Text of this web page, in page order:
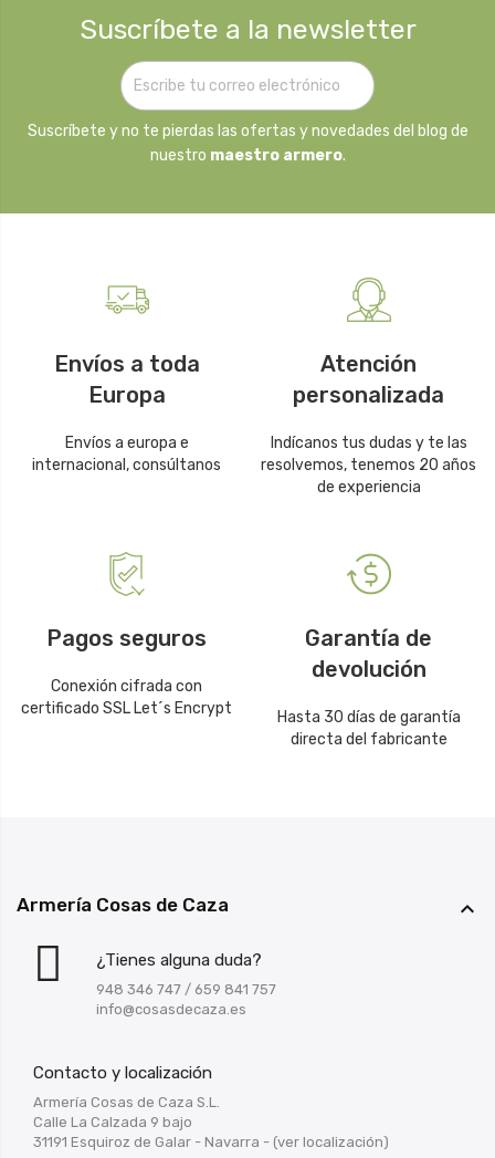
Suscríbete a la newsletter
Suscríbete y no te pierdas las ofertas y novedades del blog de
nuestro maestro armero.
Envíos a toda
Europa
Envíos a europa e
internacional, consúltanos
Atención
personalizada
Indícanos tus dudas y te las
resolvemos, tenemos 20 años
de experiencia
Pagos seguros
Conexión cifrada con
certificado SSL Let´s Encrypt
Garantía de
devolución
Hasta 30 días de garantía
directa del fabricante
Armería Cosas de Caza 
¿Tienes alguna duda?
948 346 747 / 659 841 757
info@cosasdecaza.es
Contacto y localización
Armería Cosas de Caza S.L.
Calle La Calzada 9 bajo
31191 Esquiroz de Galar - Navarra - (ver localización)